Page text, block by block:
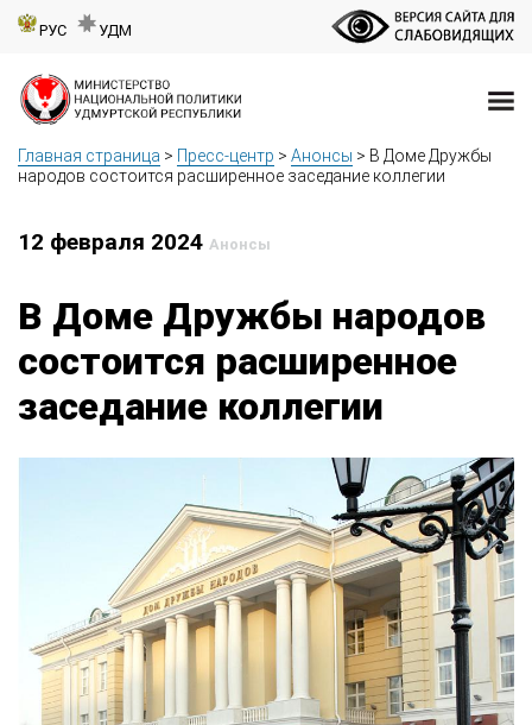
РУС УДМ
Главная страница > Пресс-центр > Анонсы > В Доме Дружбы
народов состоится расширенное заседание коллегии
12 февраля 2024 Анонсы
В Доме Дружбы народов
состоится расширенное
заседание коллегии